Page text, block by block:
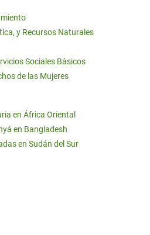
y Recursos Naturales
Sociales Básicos
de las Mujeres
en África Oriental
en Bangladesh
en Sudán del Sur